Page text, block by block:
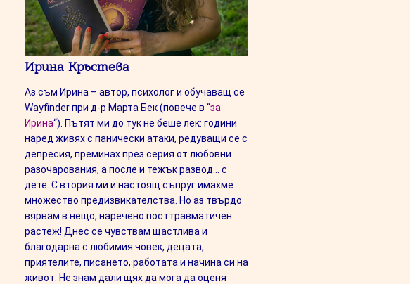
Ирина Кръстева
Аз съм Ирина – автор, психолог и обучаващ се
Wayfinder при д-р Марта Бек (повече в “за
Ирина“). Пътят ми до тук не беше лек: години
наред живях с панически атаки, редуващи се с
депресия, преминах през серия от любовни
разочарования, а после и тежък развод… с
дете. С втория ми и настоящ съпруг имахме
множество предизвикателства. Но аз твърдо
вярвам в нещо, наречено посттравматичен
растеж! Днес се чувствам щастлива и
благодарна с любимия човек, децата,
приятелите, писането, работата и начина си на
живот. Не знам дали щях да мога да оценя